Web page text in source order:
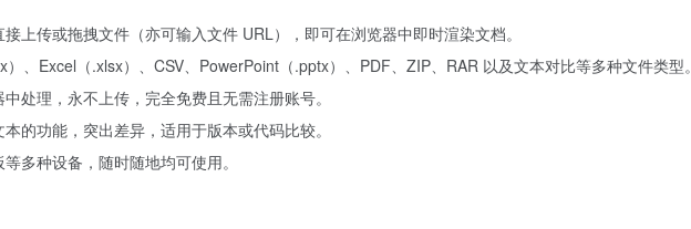
上传或拖拽文件（亦可输入文件 URL），即可在浏览器中即时渲染文档。
、Excel（.xlsx）、CSV、PowerPoint（.pptx）、PDF、ZIP、RAR 以及文本对比等多种文件类型。
处理，永不上传，完全免费且无需注册账号。
的功能，突出差异，适用于版本或代码比较。
多种设备，随时随地均可使用。